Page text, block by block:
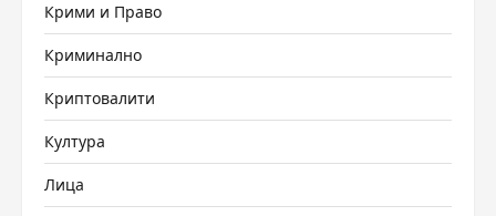
Крими и Право
Криминално
Криптовалити
Култура
Лица